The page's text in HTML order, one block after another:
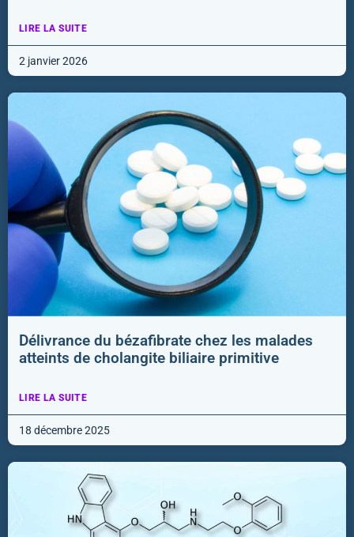
LIRE LA SUITE
2 janvier 2026
Délivrance du bézafibrate chez les malades
atteints de cholangite biliaire primitive
LIRE LA SUITE
18 décembre 2025